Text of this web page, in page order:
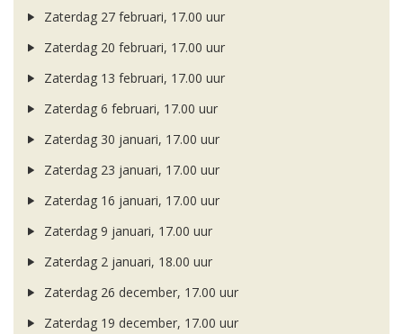
Zaterdag 27 februari, 17.00 uur
Zaterdag 20 februari, 17.00 uur
Zaterdag 13 februari, 17.00 uur
Zaterdag 6 februari, 17.00 uur
Zaterdag 30 januari, 17.00 uur
Zaterdag 23 januari, 17.00 uur
Zaterdag 16 januari, 17.00 uur
Zaterdag 9 januari, 17.00 uur
Zaterdag 2 januari, 18.00 uur
Zaterdag 26 december, 17.00 uur
Zaterdag 19 december, 17.00 uur